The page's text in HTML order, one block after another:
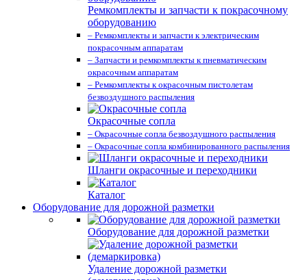
Ремкомплекты и запчасти к покрасочному
оборудованию
– Ремкомплекты и запчасти к электрическим
покрасочным аппаратам
– Запчасти и ремкомплекты к пневматическим
окрасочным аппаратам
– Ремкомплекты к окрасочным пистолетам
безвоздушного распыления
Окрасочные сопла
– Окрасочные сопла безвоздушного распыления
– Окрасочные сопла комбинированного распыления
Шланги окрасочные и переходники
Каталог
Оборудование для дорожной разметки
Оборудование для дорожной разметки
Удаление дорожной разметки